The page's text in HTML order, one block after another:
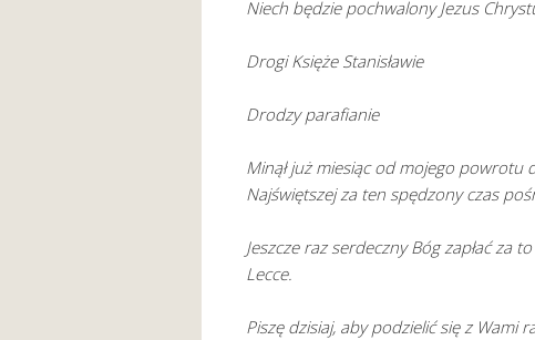
Niech będzie pochwalony Jezus
Drogi Księże Stanisławie
Drodzy parafianie
Minął już miesiąc od mojego powrotu
Najświętszej za ten spędzony czas
Jeszcze raz serdeczny Bóg zapłać za
Lecce.
Piszę dzisiaj, aby podzielić się z Wami